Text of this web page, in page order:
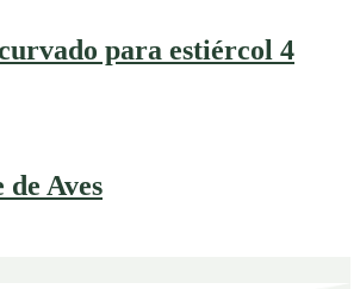
para estiércol 4
de Aves